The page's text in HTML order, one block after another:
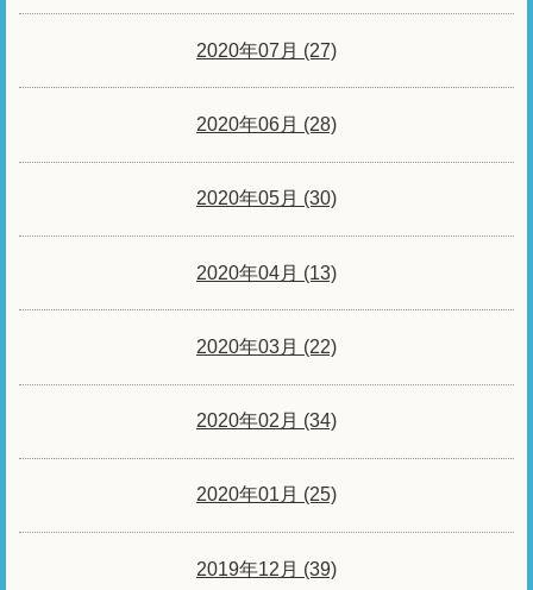
2020年07月 (27)
2020年06月 (28)
2020年05月 (30)
2020年04月 (13)
2020年03月 (22)
2020年02月 (34)
2020年01月 (25)
2019年12月 (39)